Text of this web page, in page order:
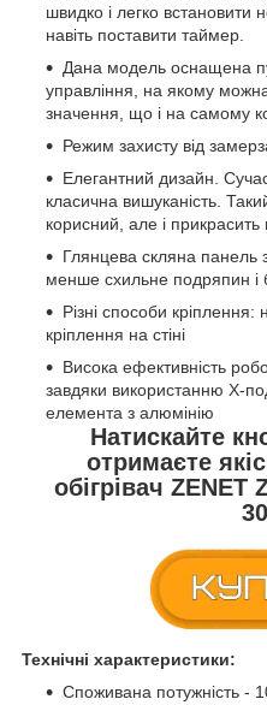
швидко і легко встановити
навіть поставити таймер.
Дана модель оснащена
управління, на якому
значення, що і на самому
Режим захисту від
Елегантний дизайн.
класична вишуканість.
корисний, але і
Глянцева скляна панель
менше схильне подряпин і
Різні способи кріплення:
кріплення на стіні
Висока ефективність
завдяки використанню Х-
елемента з алюмінію
Натискайте
отримаєте
обігрівач ZENET
Технічні характеристики:
Споживана потужність -